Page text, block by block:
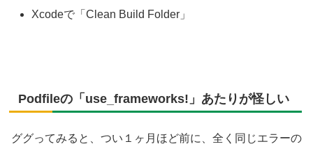
Xcodeで「Clean Build Folder」
Podfileの「use_frameworks!」あたりが怪しい
ググってみると、つい１ヶ月ほど前に、全く同じエラーの